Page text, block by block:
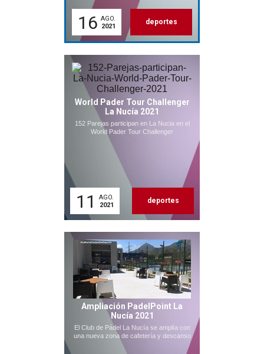
16 AGO.
2021
deportes
World Pader Tour Challenger
La Nucía 2021
152 Parejas participan en La Nucia en el
World Pader Tour Challenger
11
AGO.
2021
deportes
Ampliación PadelPoint La
Nucía 2021
El Club de Pádel La Nucía se amplía con
una nueva zona de cafetería y descanso